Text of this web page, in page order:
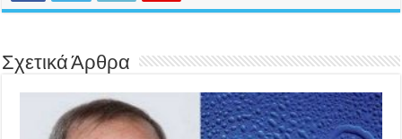
Σχετικά Άρθρα